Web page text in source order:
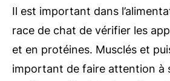
Il est important dans
race de chat de vérifier les
et en protéines. Musclés et
important de faire attention à